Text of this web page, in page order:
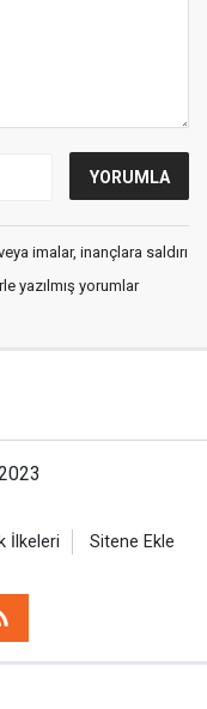
imalar, inançlara saldırı
yazılmış yorumlar
İlkeleri Sitene Ekle